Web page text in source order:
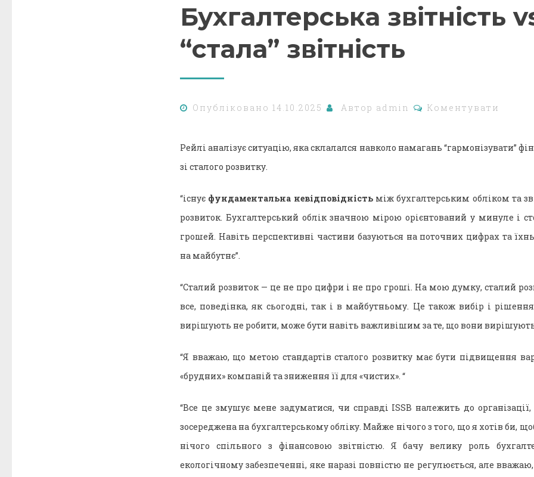
Бухгалтерська звітність
“стала” звітність
Опубліковано 14.10.2025 Автор admin Коментувати
Рейлі аналізує ситуацію, яка склалался навколо намагань “гармонізувати”
зі сталого розвитку.
“існує фундаментальна невідповідністьміж бухгалтерським обліком та
розвиток. Бухгалтерський облік значною мірою орієнтований у минуле і
грошей. Навіть перспективні частини базуються на поточних цифрах та
на майбутнє”.
“Сталий розвиток — це не про цифри і не про гроші. На мою думку, сталий
все, поведінка, як сьогодні, так і в майбутньому. Це також вибір і
вирішують не робити, може бути навіть важливішим за те, що вони вирішують
“Я вважаю, що метою стандартів сталого розвитку має бути підвищення
«брудних» компаній та зниження її для «чистих». “
“Все це змушує мене задуматися, чи справді ISSB належить до
зосереджена на бухгалтерському обліку. Майже нічого з того, що я хотів би,
нічого спільного з фінансовою звітністю. Я бачу велику роль
екологічному забезпеченні, яке наразі повністю не регулюється, але